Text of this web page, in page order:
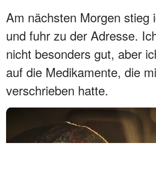
Am nächsten Morgen stieg
und fuhr zu der Adresse.
nicht besonders gut, aber
auf die Medikamente, die
verschrieben hatte.